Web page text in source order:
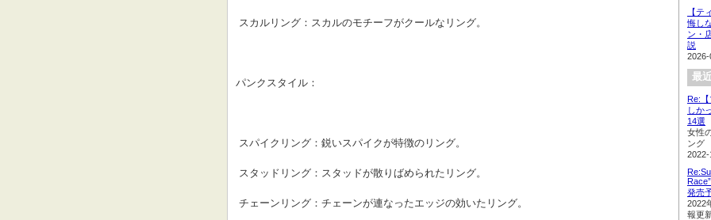
スカルリング：スカルのモチーフがクールなリング。
パンクスタイル：
スパイクリング：鋭いスパイクが特徴のリング。
スタッドリング：スタッドが散りばめられたリング。
チェーンリング：チェーンが連なったエッジの効いたリング。
【テ
悔し
ン・
説
2026-
最
Re:
しか
14選
女性
ング
2022-
発売
2022
報更